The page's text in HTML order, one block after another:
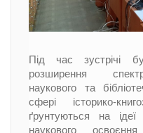
Під час зустрічі
розширення
наукового та
сфері історико-
ґрунтуються на ідеї
наукового